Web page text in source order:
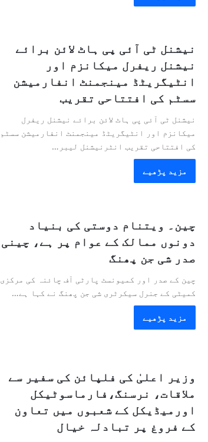
نیشنل ٹی آئی پی ہاٹ لائن برائے
نیشنل ریفرل میکانزم اور
انٹیگریٹڈ مینجمنٹ انفارمیشن
سسٹم کی افتتاحی تقریب
نیشنل ٹی آئی پی ہاٹ لائن برائے نیشنل ریفرل
میکانزم اور انٹیگریٹڈ مینجمنٹ انفارمیشن سسٹم
کی افتتاحی تقریب انٹرنیشنل لیبر…
مزید پڑھیے
چین۔ ویتنام دوستی کی بنیاد
دونوں ممالک کے عوام پر ہے، چینی
صدر شی جن پھنگ
چین کے صدر اور کمیونسٹ پارٹی آف چائنہ کی مرکزی
کمیٹی کے جنرل سیکرٹری شی جن پھنگ نے کہا ہے…
مزید پڑھیے
وزیر اعلیٰ کی فلپائن کی سفیر سے
ملاقات، نرسنگ،فارماسوٹیکل
اورمیڈیکل کے شعبوں میں تعاون
کے فروغ پر تبادلہ خیال